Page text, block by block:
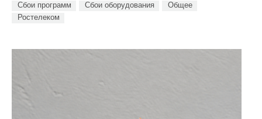
Сбои программ Сбои оборудования
Общее
Ростелеком